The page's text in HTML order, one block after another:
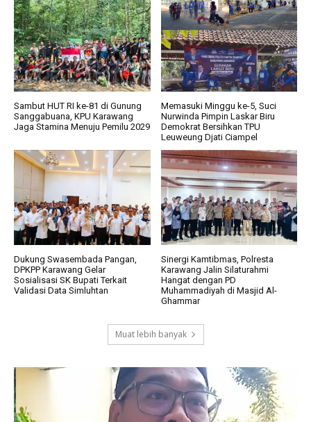
Sambut HUT RI ke-81 di Gunung
Sanggabuana, KPU Karawang
Jaga Stamina Menuju Pemilu 2029
Memasuki Minggu ke-5, Suci
Nurwinda Pimpin Laskar Biru
Demokrat Bersihkan TPU
Leuweung Djati Ciampel
Dukung Swasembada Pangan,
DPKPP Karawang Gelar
Sosialisasi SK Bupati Terkait
Validasi Data Simluhtan
Sinergi Kamtibmas, Polresta
Karawang Jalin Silaturahmi
Hangat dengan PD
Muhammadiyah di Masjid Al-
Ghammar
Muat lebih banyak